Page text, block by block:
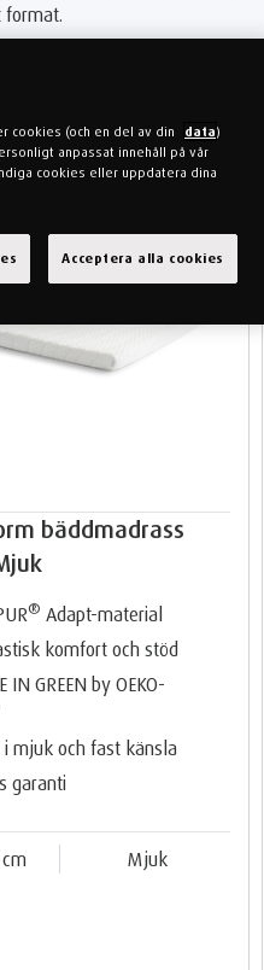
format.
bäddmadrass
® Adapt-material
komfort och stöd
IN GREEN by OEKO-
i mjuk och fast känsla
garanti
Mjuk
cookies (och en del av din data)
anpassat innehåll på vår
cookies eller uppdatera dina
Acceptera alla cookies